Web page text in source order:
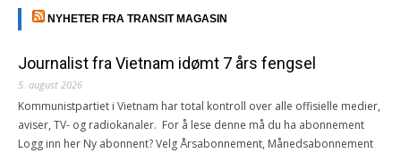
NYHETER FRA TRANSIT MAGASIN
Journalist fra Vietnam idømt 7 års fengsel
5. august 2026
Kommunistpartiet i Vietnam har total kontroll over alle offisielle medier,
aviser, TV- og radiokanaler. For å lese denne må du ha abonnement
Logg inn her Ny abonnent? Velg Årsabonnement, Månedsabonnement